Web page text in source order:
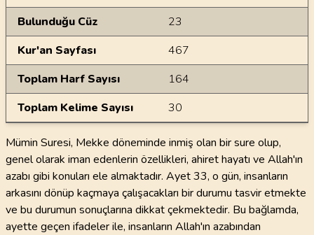
Bulunduğu Cüz
23
Kur'an Sayfası
467
Toplam Harf Sayısı
164
Toplam Kelime Sayısı
30
Mümin Suresi, Mekke döneminde inmiş olan bir sure olup,
genel olarak iman edenlerin özellikleri, ahiret hayatı ve Allah'ın
azabı gibi konuları ele almaktadır. Ayet 33, o gün, insanların
arkasını dönüp kaçmaya çalışacakları bir durumu tasvir etmekte
ve bu durumun sonuçlarına dikkat çekmektedir. Bu bağlamda,
ayette geçen ifadeler ile, insanların Allah'ın azabından